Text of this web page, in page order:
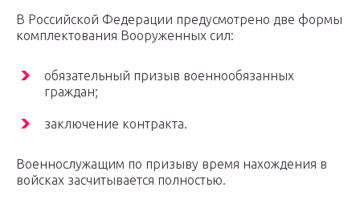
В Российской Федерации предусмотрено две формы
комплектования Вооруженных сил:
обязательный призыв военнообязанных
граждан;
заключение контракта.
Военнослужащим по призыву время нахождения в
войсках засчитывается полностью.